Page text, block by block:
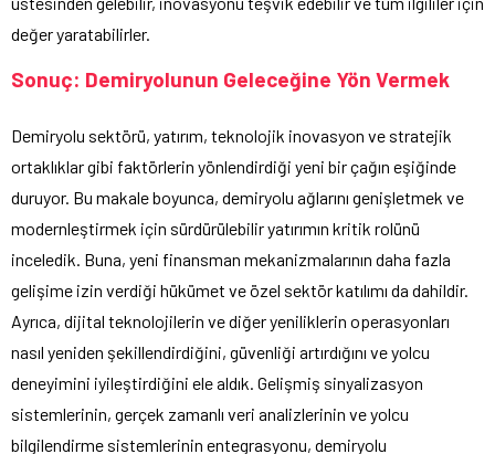
değer yaratabilirler.
Sonuç: Demiryolunun Geleceğine Yön Vermek
Demiryolu sektörü, yatırım, teknolojik inovasyon ve stratejik
ortaklıklar gibi faktörlerin yönlendirdiği yeni bir çağın eşiğinde
duruyor. Bu makale boyunca, demiryolu ağlarını genişletmek ve
modernleştirmek için sürdürülebilir yatırımın kritik rolünü
inceledik. Buna, yeni finansman mekanizmalarının daha fazla
gelişime izin verdiği hükümet ve özel sektör katılımı da dahildir.
Ayrıca, dijital teknolojilerin ve diğer yeniliklerin operasyonları
nasıl yeniden şekillendirdiğini, güvenliği artırdığını ve yolcu
deneyimini iyileştirdiğini ele aldık. Gelişmiş sinyalizasyon
sistemlerinin, gerçek zamanlı veri analizlerinin ve yolcu
bilgilendirme sistemlerinin entegrasyonu, demiryolu